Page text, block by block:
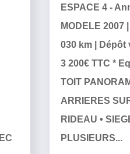
ESPACE 4 -
MODELE 2007
030 km | Dépôt
3 200€ TTC *
TOIT
ARRIERES
RIDEAU •
PLUSIEURS...